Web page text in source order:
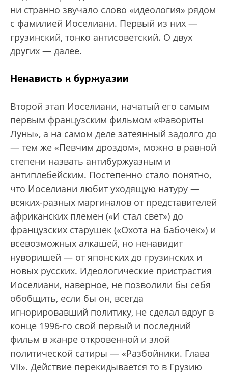
ни странно звучало слово «идеология» рядом
с фамилией Иоселиани. Первый из них —
грузинский, тонко антисоветский. О двух
других — далее.
Ненависть к буржуазии
Второй этап Иоселиани, начатый его самым
первым французским фильмом «Фавориты
Луны», а на самом деле затеянный задолго до
— тем же «Певчим дроздом», можно в равной
степени назвать антибуржуазным и
антиплебейским. Постепенно стало понятно,
что Иоселиани любит уходящую натуру —
всяких-разных маргиналов от представителей
африканских племен («И стал свет») до
французских старушек («Охота на бабочек») и
всевозможных алкашей, но ненавидит
нуворишей — от японских до грузинских и
новых русских. Идеологические пристрастия
Иоселиани, наверное, не позволили бы себя
обобщить, если бы он, всегда
игнорировавший политику, не сделал вдруг в
конце 1996-го свой первый и последний
фильм в жанре откровенной и злой
политической сатиры — «Разбойники. Глава
VII». Действие перекидывается то в Грузию